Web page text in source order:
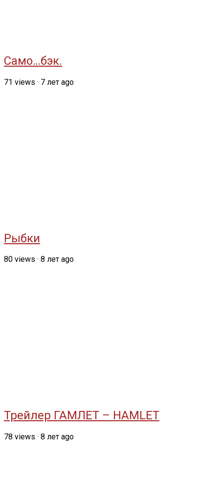
Само…бэк.
71 views · 7 лет ago
Рыбки
80 views · 8 лет ago
Трейлер ГАМЛЕТ – HAMLET
78 views · 8 лет ago